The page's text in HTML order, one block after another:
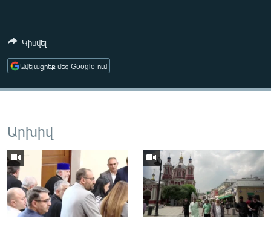
ԲԱՆԱՎԵՃ
ՁԳՏԵԼՈՎ ԼԱՎԱԳՈՒՅՆԻՆ
ՓՈԴՔԱՍԹ
Հայերեն
English
Русский
ՀԵՏԵՎԵՔ ՄԵԶ
Կիսվել
Ավելացրեք մեզ Google-ում
Արխիվ